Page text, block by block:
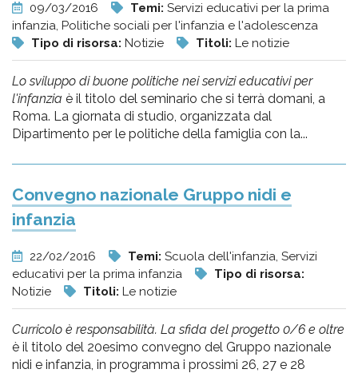
09/03/2016 Temi: Servizi educativi per la prima
infanzia, Politiche sociali per l'infanzia e l'adolescenza
Tipo di risorsa: Notizie Titoli: Le notizie
Lo sviluppo di buone politiche nei servizi educativi per
l'infanzia è il titolo del seminario che si terrà domani, a
Roma. La giornata di studio, organizzata dal
Dipartimento per le politiche della famiglia con la...
Convegno nazionale Gruppo nidi e
infanzia
22/02/2016 Temi: Scuola dell'infanzia, Servizi
educativi per la prima infanzia
Tipo di risorsa:
Notizie
Titoli: Le notizie
Curricolo è responsabilità. La sfida del progetto 0/6 e oltre
è il titolo del 20esimo convegno del Gruppo nazionale
nidi e infanzia, in programma i prossimi 26, 27 e 28